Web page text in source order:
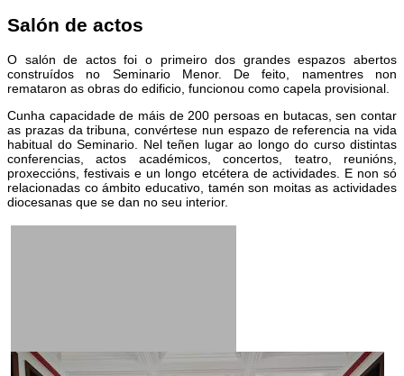
Salón de actos
O salón de actos foi o primeiro dos grandes espazos abertos
construídos no Seminario Menor. De feito, namentres non
remataron as obras do edificio, funcionou como capela provisional.
Cunha capacidade de máis de 200 persoas en butacas, sen contar
as prazas da tribuna, convértese nun espazo de referencia na vida
habitual do Seminario. Nel teñen lugar ao longo do curso distintas
conferencias, actos académicos, concertos, teatro, reunións,
proxeccións, festivais e un longo etcétera de actividades. E non só
relacionadas co ámbito educativo, tamén son moitas as actividades
diocesanas que se dan no seu interior.